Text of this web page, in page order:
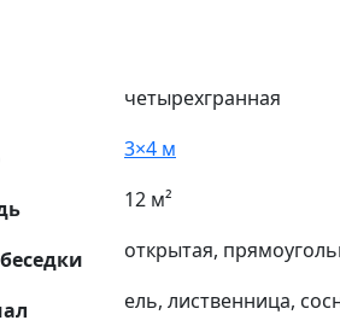
четырехгранная
3×4 м
12 м²
открытая,
ель, лиственница,